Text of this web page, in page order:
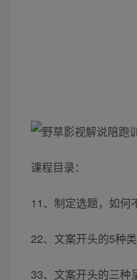
课程目录：
11、制定选题，如何
22、文案开头的5种
33、文案开头的三种